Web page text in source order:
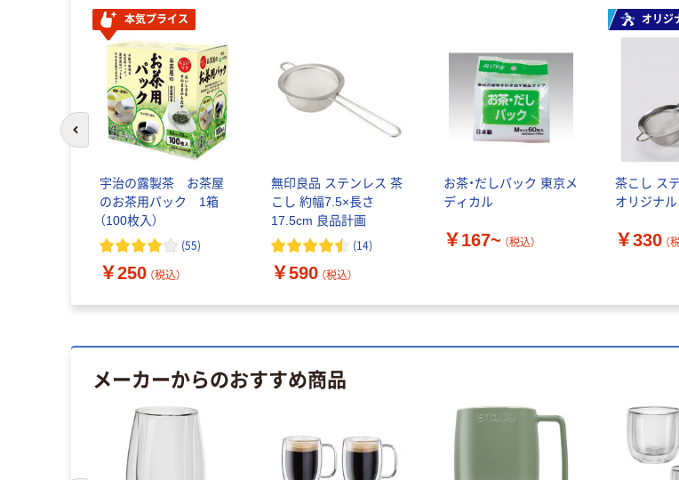
本気プライス
宇治の露製茶 お茶屋
のお茶用パック 1箱
（100枚入）
(55)
￥250 （税込）
無印良品 ステンレス 茶
こし 約幅7.5×長さ
17.5cm 良品計画
(14)
￥590 （税込）
お茶・だしパック 東京メ
ディカル
￥167~ （税込）
オリジ
茶こし ス
オリジナル
￥330 （
前のスライドへ
メーカーからのおすすめ商品